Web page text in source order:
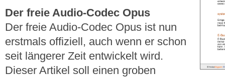
Der freie Audio-Codec Opus
Der freie Audio-Codec Opus ist nun
erstmals offiziell, auch wenn er schon
seit längerer Zeit entwickelt wird.
Dieser Artikel soll einen groben